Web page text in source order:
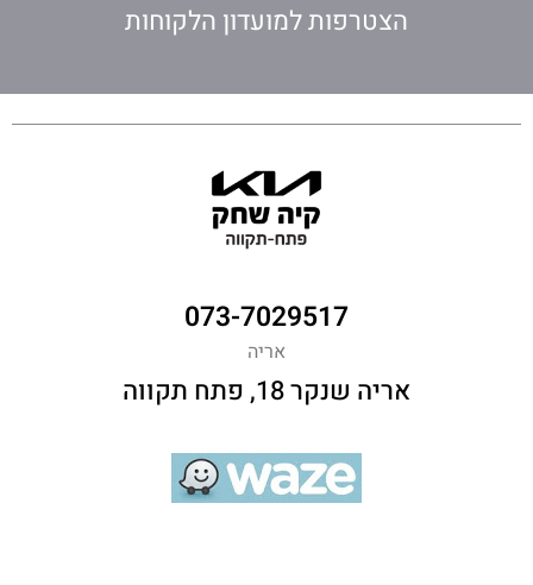
הצטרפות למועדון הלקוחות
073-7029517
אריה
אריה שנקר 18, פתח תקווה